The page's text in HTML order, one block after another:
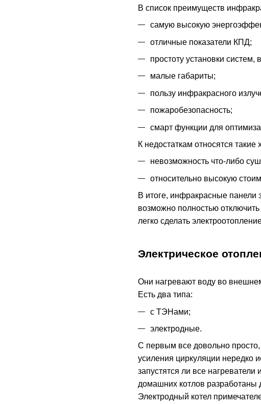
В список преимуществ
самую высокую
отличные показатели КПД;
простоту установки
малые габариты;
пользу инфракрасного
пожаробезопасность;
смарт функции для
К недостаткам относятся такие
невозможность что-либо
относительно высокую
В итоге, инфракрасные панели
возможно полностью
легко сделать
Электрическое
Они нагревают воду во
Есть два типа:
с ТЭНами;
электродные.
С первым все довольно
усиления циркуляции нередко
запустятся ли все
домашних котлов
Электродный котел